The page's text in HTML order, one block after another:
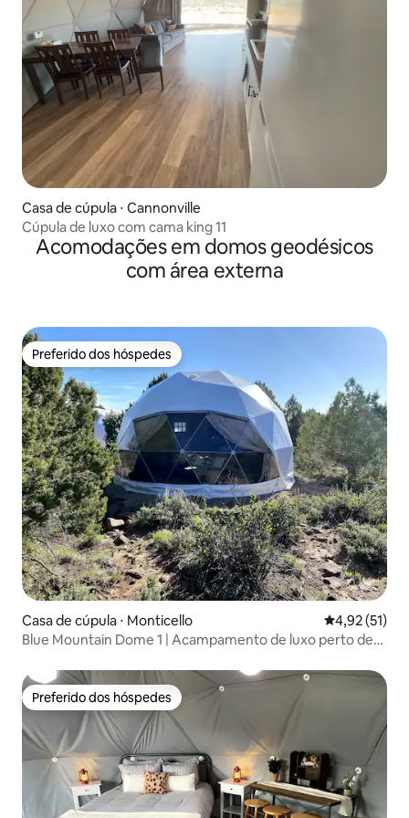
Casa de cúpula ⋅ Cannonville
Cúpula de luxo com cama king 11
Acomodações em domos geodésicos
com área externa
Preferido dos hóspedes
Preferido dos hóspedes
Casa de cúpula ⋅ Monticello 4,92 de uma
4,92 (51)
Blue Mountain Dome 1 | Acampamento de luxo perto de
Preferido dos hóspedes
Preferido dos hóspedes